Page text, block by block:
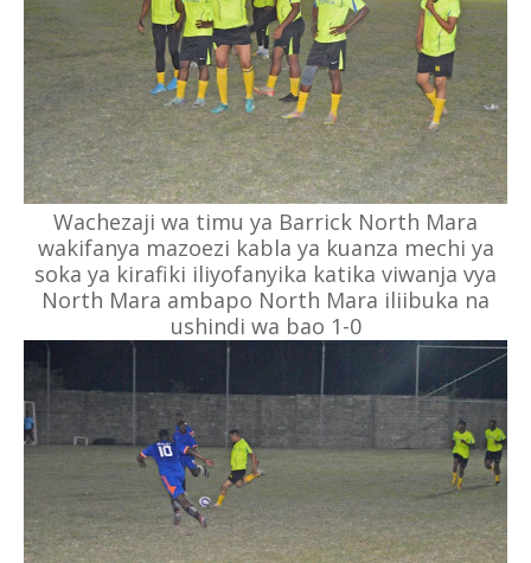
Wachezaji wa timu ya Barrick North Mara
wakifanya mazoezi kabla ya kuanza mechi ya
soka ya kirafiki iliyofanyika katika viwanja vya
North Mara ambapo North Mara iliibuka na
ushindi wa bao 1-0